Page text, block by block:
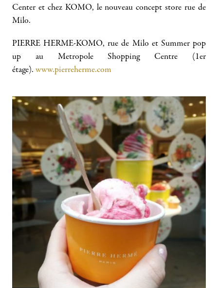
Center et chez KOMO, le nouveau concept store rue de
Milo.
PIERRE HERME-KOMO, rue de Milo et Summer pop
up au Metropole Shopping Centre (1er
étage). www.pierreherme.com